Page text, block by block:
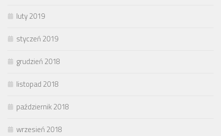
luty 2019
styczeń 2019
grudzień 2018
listopad 2018
październik 2018
wrzesień 2018